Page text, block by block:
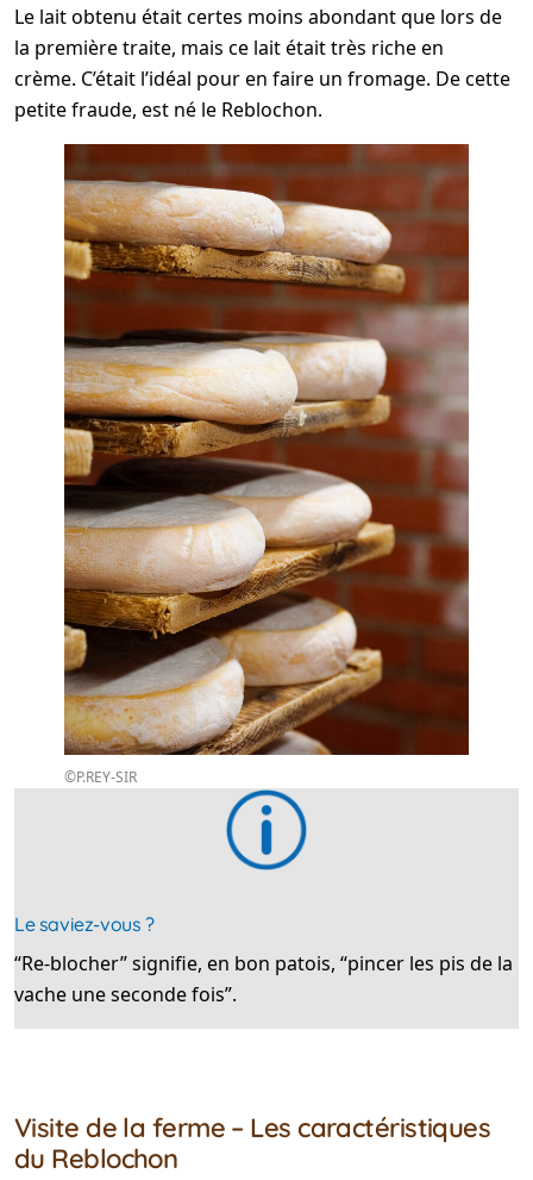
Le lait obtenu était certes moins abondant que lors de
la première traite, mais ce lait était très riche en
crème. C’était l’idéal pour en faire un fromage. De cette
petite fraude, est né le Reblochon.
©P.REY-SIR
Le saviez-vous ?
“Re-blocher” signifie, en bon patois, “pincer les pis de la
vache une seconde fois”.
Visite de la ferme – Les caractéristiques
du Reblochon